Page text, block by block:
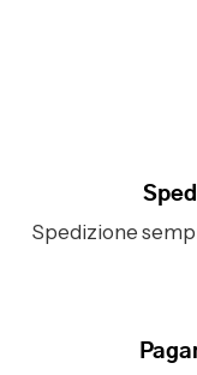
Spedizione